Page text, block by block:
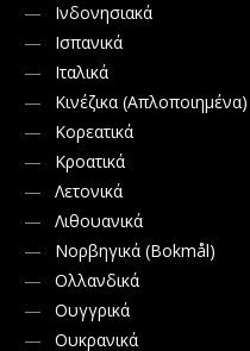
Ινδονησιακά
Ισπανικά
Ιταλικά
Κινέζικα (Απλοποιημένα)
Κορεατικά
Κροατικά
Λετονικά
Λιθουανικά
Νορβηγικά (Bokmål)
Ολλανδικά
Ουγγρικά
Ουκρανικά